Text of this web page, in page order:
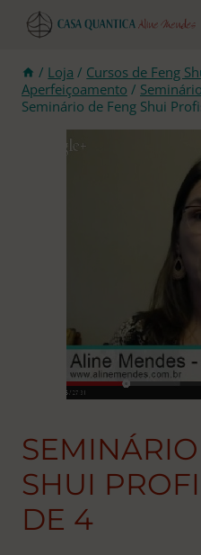
Pular
para
conteúdo
/ Loja / Cursos de Feng
Aperfeiçoamento /
Seminário de Feng Shui
SHUI
DE 4